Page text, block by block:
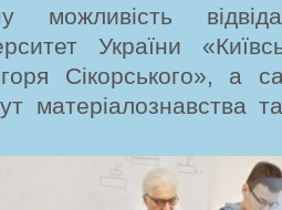
можливість
України
Ігоря Сікорського»,
матеріалознавства